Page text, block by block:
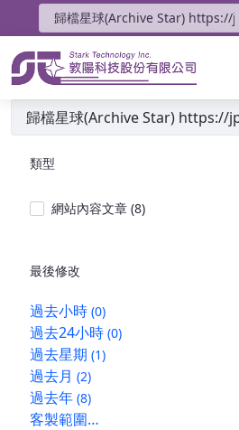
搜尋
類型
網站內容文章 (8)
最後修改
過去小時 (0)
過去24小時 (0)
過去星期 (1)
過去月 (2)
過去年 (8)
客製範圍…